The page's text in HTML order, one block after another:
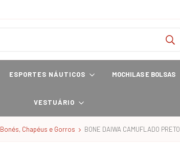
ESPORTES NÁUTICOS MOCHILAS E BOLSAS
VESTUÁRIO
Bonés, Chapéus e Gorros BONE DAIWA CAMUFLADO PRETO